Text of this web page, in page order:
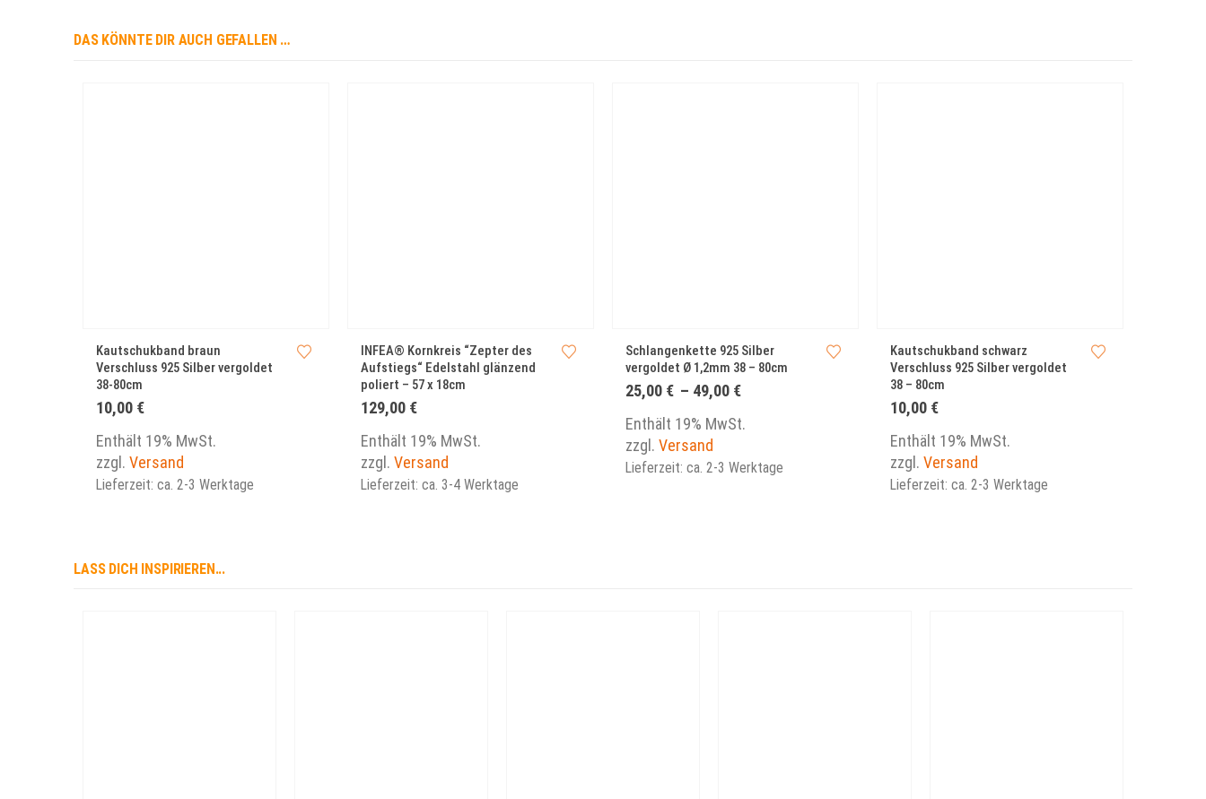
DAS KÖNNTE DIR AUCH GEFALLEN …
Kautschukband braun
Verschluss 925 Silber vergoldet
38-80cm
10,00 €
Enthält 19% MwSt.
zzgl. Versand
Lieferzeit: ca. 2-3 Werktage
INFEA® Kornkreis “Zepter des
Aufstiegs“ Edelstahl glänzend
poliert – 57 x 18cm
129,00 €
Enthält 19% MwSt.
zzgl. Versand
Lieferzeit: ca. 3-4 Werktage
Schlangenkette 925 Silber
vergoldet Ø 1,2mm 38 – 80cm
25,00 € – 49,00 €
Enthält 19% MwSt.
zzgl. Versand
Lieferzeit: ca. 2-3 Werktage
Kautschukband schwarz
Verschluss 925 Silber vergoldet
38 – 80cm
10,00 €
Enthält 19% MwSt.
zzgl. Versand
Lieferzeit: ca. 2-3 Werktage
LASS DICH INSPIRIEREN...